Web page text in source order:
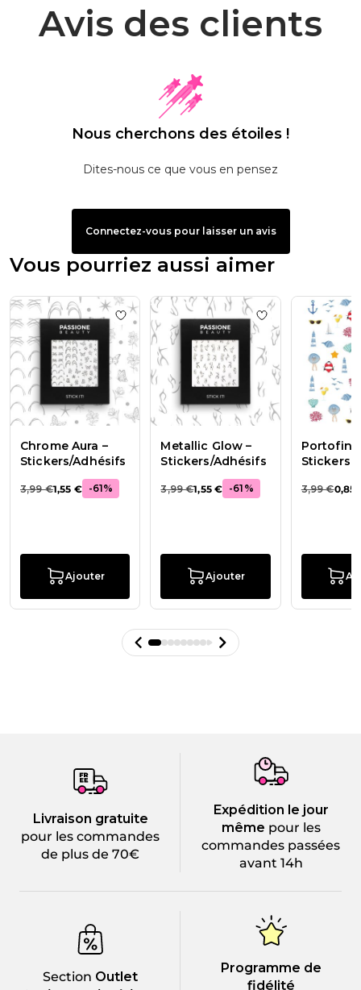
Avis des clients
Nous cherchons des étoiles !
Dites-nous ce que vous en pensez
Connectez-vous pour laisser un avis
Vous pourriez aussi aimer
Add to wishlist Chrome Aura – Stickers/
Chrome Aura –
Stickers/Adhésifs
3,99 €1,55 € -61%
Ajouter
Add to wishlist
Metallic Glow –
Stickers/Adhésifs
3,99 €1,55 € -61 %
Ajouter
Portofino
Stickers
3,99 €0,85
Livraison gratuite
pour les commandes
de plus de 70€
Expédition le jour
même pour les
commandes passées
avant 14h
Section Outlet
Programme de
fidélité